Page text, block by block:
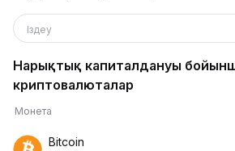
Іздеу
Нарықтық капиталдануы
криптовалюталар
Монета
Bitcoin